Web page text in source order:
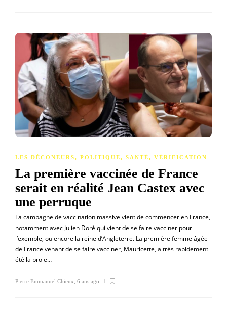
LES DÉCONEURS, POLITIQUE, SANTÉ, VÉRIFICATION
La première vaccinée de France
serait en réalité Jean Castex avec
une perruque
La campagne de vaccination massive vient de commencer en France,
notamment avec Julien Doré qui vient de se faire vacciner pour
l’exemple, ou encore la reine d’Angleterre. La première femme âgée
de France venant de se faire vacciner, Mauricette, a très rapidement
été la proie…
Pierre Emmanuel Chieux 6 ans ago